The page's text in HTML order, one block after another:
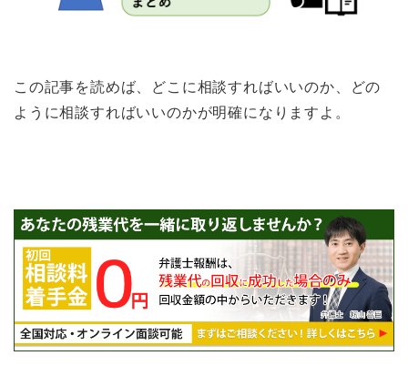
この記事を読めば、どこに相談すればいいのか、どの
ように相談すればいいのかが明確になりますよ。